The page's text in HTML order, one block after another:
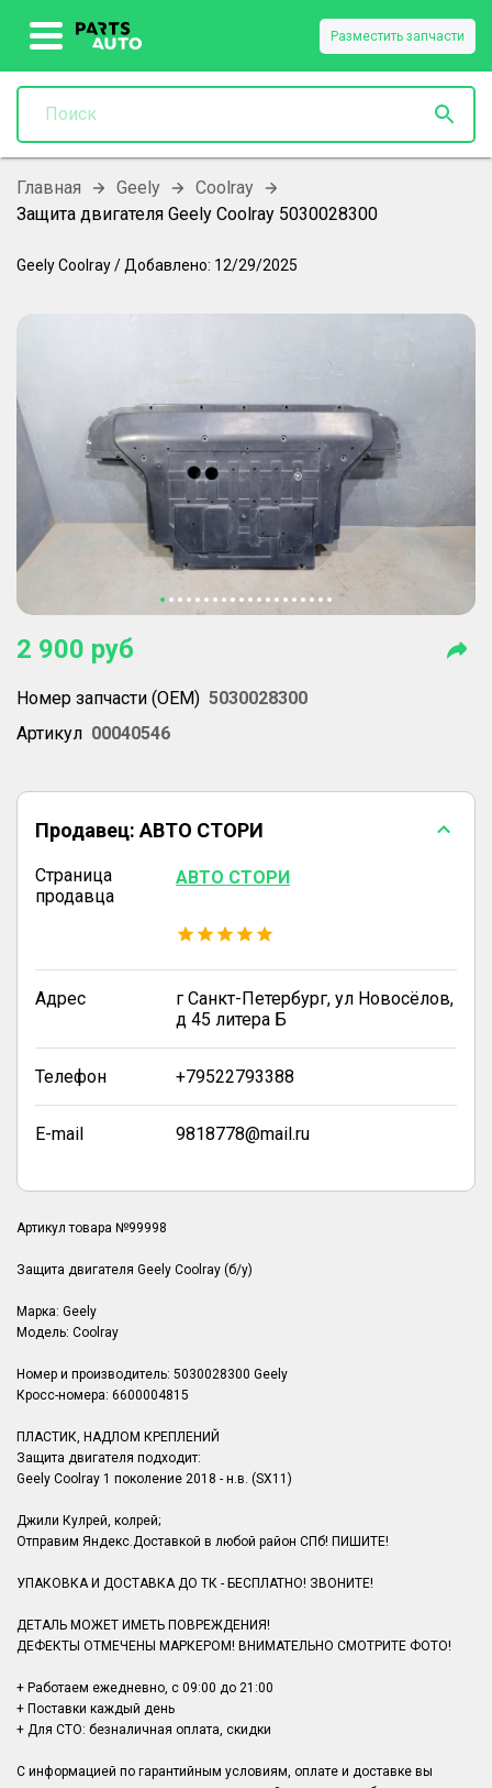
Разместить запчасти
Главная Geely
Coolray
Защита двигателя Geely Coolray 5030028300
GeelyCoolray/ Добавлено: 12/29/2025
2 900 руб
Номер запчасти (OEM) 5030028300
Артикул 00040546
Продавец: АВТО СТОРИ
Страница
продавца
АВТО СТОРИ
Адрес
г Санкт-Петербург, ул Новосёлов,
д 45 литера Б
Телефон +79522793388
E-mail 9818778@mail.ru
Артикул товара №99998
Защита двигателя Geely Coolray (б/у)
Марка: Geely
Модель: Coolray
Номер и производитель: 5030028300 Geely
Кросс-номера: 6600004815
ПЛАСТИК, НАДЛОМ КРЕПЛЕНИЙ
Защита двигателя подходит:
Geely Coolray 1 поколение 2018 - н.в. (SX11)
Джили Кулрей, колрей;
Отправим Яндекс.Доставкой в любой район СПб! ПИШИТЕ!
УПАКОВКА И ДОСТАВКА ДО ТК - БЕСПЛАТНО! ЗВОНИТЕ!
ДЕТАЛЬ МОЖЕТ ИМЕТЬ ПОВРЕЖДЕНИЯ!
ДЕФЕКТЫ ОТМЕЧЕНЫ МАРКЕРОМ! ВНИМАТЕЛЬНО СМОТРИТЕ ФОТО!
+ Работаем ежедневно, с 09:00 до 21:00
+ Поставки каждый день
+ Для СТО: безналичная оплата, скидки
С информацией по гарантийным условиям, оплате и доставке вы